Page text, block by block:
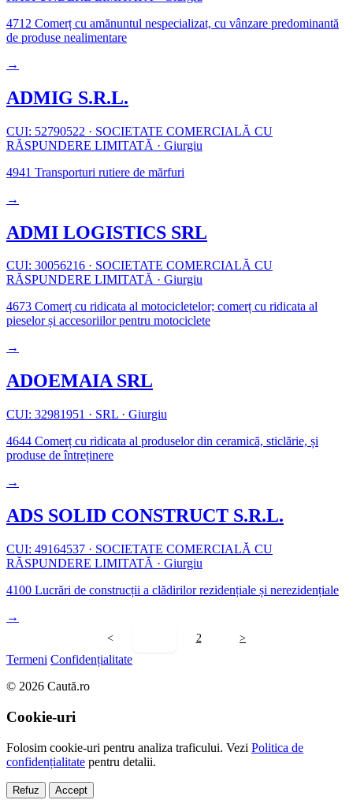
4712 Comerț cu amănuntul nespecializat, cu vânzare predominantă
de produse nealimentare
→
ADMIG S.R.L.
CUI: 52790522 · SOCIETATE COMERCIALĂ CU
RĂSPUNDERE LIMITATĂ · Giurgiu
4941 Transporturi rutiere de mărfuri
→
ADMI LOGISTICS SRL
CUI: 30056216 · SOCIETATE COMERCIALĂ CU
RĂSPUNDERE LIMITATĂ · Giurgiu
4673 Comerț cu ridicata al motocicletelor; comerț cu ridicata al
pieselor și accesoriilor pentru motociclete
→
ADOEMAIA SRL
CUI: 32981951 · SRL · Giurgiu
4644 Comerț cu ridicata al produselor din ceramică, sticlărie, și
produse de întreținere
→
ADS SOLID CONSTRUCT S.R.L.
CUI: 49164537 · SOCIETATE COMERCIALĂ CU
RĂSPUNDERE LIMITATĂ · Giurgiu
4100 Lucrări de construcții a clădirilor rezidențiale și nerezidențiale
→
< 2 >
Termeni Confidențialitate
© 2026 Caută.ro
Cookie-uri
Folosim cookie-uri pentru analiza traficului. Vezi Politica de
confidențialitate pentru detalii.
Refuz Accept